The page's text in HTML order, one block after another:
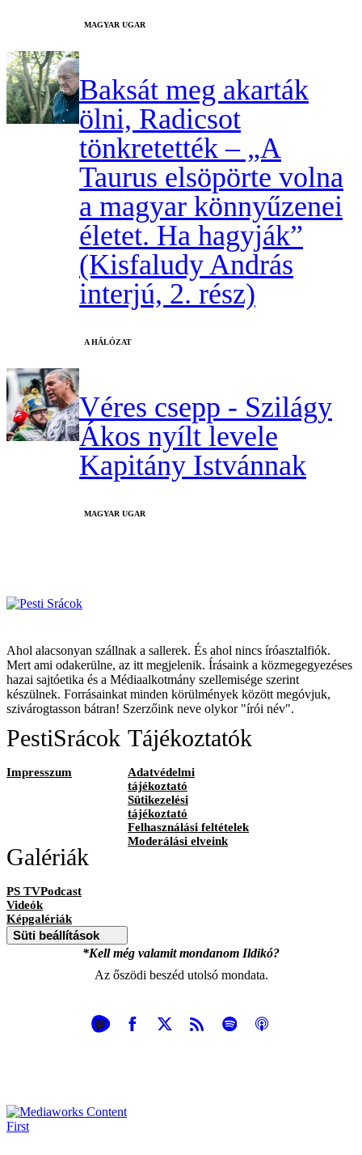
MAGYAR UGAR
Baksát meg akarták
ölni, Radicsot
tönkretették – „A
Taurus elsöpörte volna
a magyar könnyűzenei
életet. Ha hagyják”
(Kisfaludy András
interjú, 2. rész)
A HÁLÓZAT
Véres csepp - Szilágy
Ákos nyílt levele
Kapitány Istvánnak
MAGYAR UGAR
Ahol alacsonyan szállnak a sallerek. És ahol nincs íróasztalfiók.
Mert ami odakerülne, az itt megjelenik. Írásaink a közmegegyezéses
hazai sajtóetika és a Médiaalkotmány szellemisége szerint
készülnek. Forrásainkat minden körülmények között megóvjuk,
szivárogtasson bátran! Szerzőink neve olykor "írói név".
PestiSrácok
Impresszum
Tájékoztatók
Adatvédelmi
tájékoztató
Sütikezelési
tájékoztató
Felhasználási feltételek
Moderálási elveink
Galériák
PS TVPodcast
Videók
Képgalériák
Süti beállítások
*Kell még valamit mondanom Ildikó?
Az őszödi beszéd utolsó mondata.